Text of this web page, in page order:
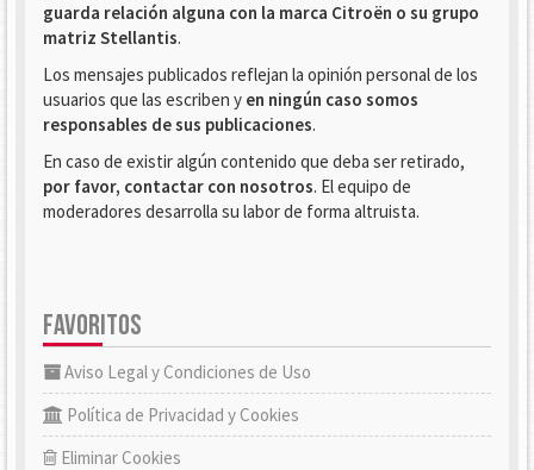
guarda relación alguna con la marca Citroën o su grupo
matriz Stellantis.
Los mensajes publicados reflejan la opinión personal de los
usuarios que las escriben y en ningún caso somos
responsables de sus publicaciones.
En caso de existir algún contenido que deba ser retirado,
por favor, contactar con nosotros. El equipo de
moderadores desarrolla su labor de forma altruista.
FAVORITOS
Aviso Legal y Condiciones de Uso
Política de Privacidad y Cookies
Eliminar Cookies